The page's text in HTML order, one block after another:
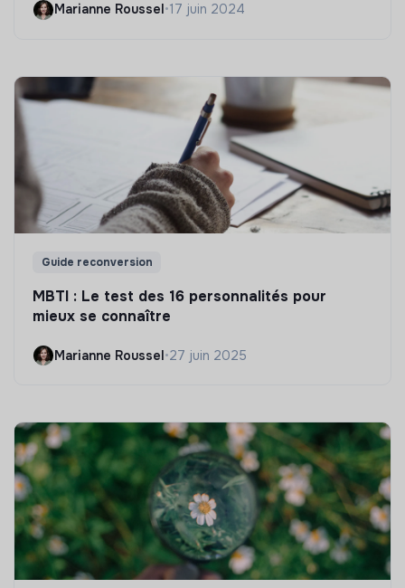
Marianne Roussel•17 juin 2024
Guide reconversion
MBTI : Le test des 16 personnalités pour
mieux se connaître
Marianne Roussel•27 juin 2025